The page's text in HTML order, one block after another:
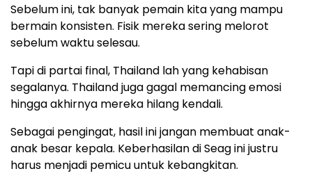
Sebelum ini, tak banyak pemain kita yang mampu
bermain konsisten. Fisik mereka sering melorot
sebelum waktu selesau.
Tapi di partai final, Thailand lah yang kehabisan
segalanya. Thailand juga gagal memancing emosi
hingga akhirnya mereka hilang kendali.
Sebagai pengingat, hasil ini jangan membuat anak-
anak besar kepala. Keberhasilan di Seag ini justru
harus menjadi pemicu untuk kebangkitan.